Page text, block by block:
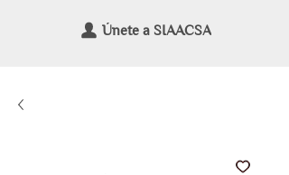
Únete a SIAACSA